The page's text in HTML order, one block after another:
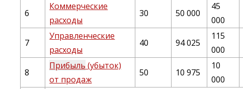
6
Коммерческие
расходы
30 50 000
45
000
7
Управленческие
расходы
40 94 025
115
000
8
Прибыль (убыток)
от продаж
50 10 975
10
000